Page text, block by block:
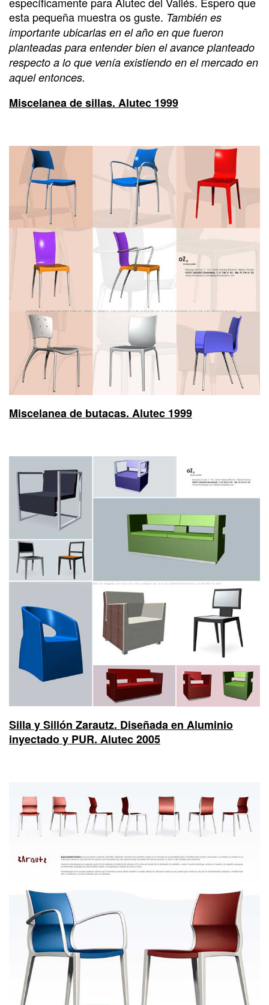
esta pequeña muestra os guste. También es
importante ubicarlas en el año en que fueron
planteadas para entender bien el avance planteado
respecto a lo que venía existiendo en el mercado en
aquel entonces.
Miscelanea de sillas. Alutec 1999
Miscelanea de butacas. Alutec 1999
Silla y Sillón Zarautz. Diseñada en Aluminio
inyectado y PUR. Alutec 2005